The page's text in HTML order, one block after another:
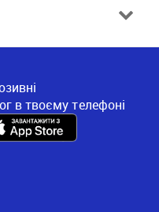
в твоєму телефоні